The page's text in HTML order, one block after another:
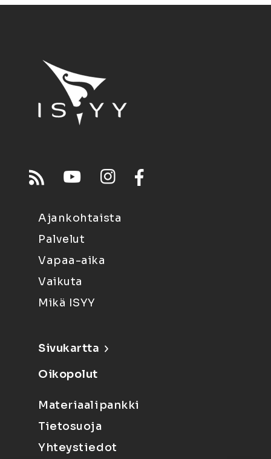
Ajankohtaista
Palvelut
Vapaa-aika
Vaikuta
Mikä ISYY
Sivukartta
Oikopolut
Materiaalipankki
Tietosuoja
Yhteystiedot